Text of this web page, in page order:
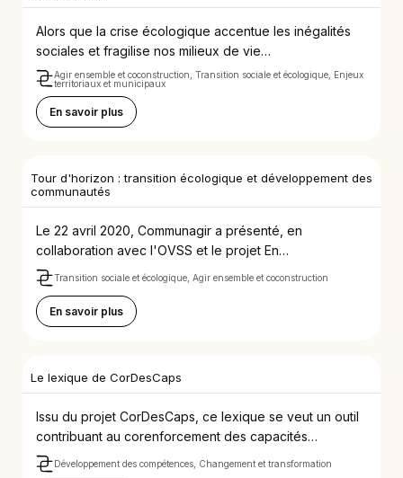
Alors que la crise écologique accentue les inégalités
sociales et fragilise nos milieux de vie…
Agir ensemble et coconstruction, Transition sociale et écologique, Enjeux
territoriaux et municipaux
En savoir plus
Tour d'horizon : transition écologique et développement des
communautés
Le 22 avril 2020, Communagir a présenté, en
collaboration avec l'OVSS et le projet En…
Transition sociale et écologique, Agir ensemble et coconstruction
En savoir plus
Le lexique de CorDesCaps
Issu du projet CorDesCaps, ce lexique se veut un outil
contribuant au corenforcement des capacités…
Développement des compétences, Changement et transformation